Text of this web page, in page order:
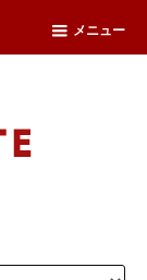
メニュー